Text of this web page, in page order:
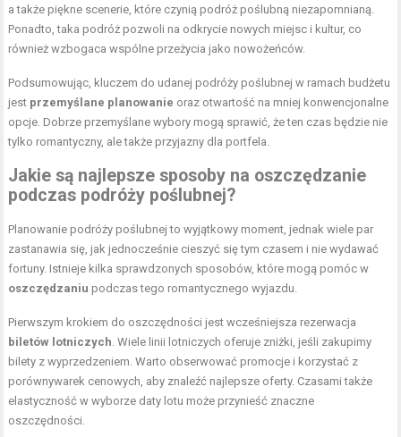
a także piękne scenerie, które czynią podróż poślubną niezapomnianą.
Ponadto, taka podróż pozwoli na odkrycie nowych miejsc i kultur, co
również wzbogaca wspólne przeżycia jako nowożeńców.
Podsumowując, kluczem do udanej podróży poślubnej w ramach budżetu
jest przemyślane planowanie oraz otwartość na mniej konwencjonalne
opcje. Dobrze przemyślane wybory mogą sprawić, że ten czas będzie nie
tylko romantyczny, ale także przyjazny dla portfela.
Jakie są najlepsze sposoby na oszczędzanie
podczas podróży poślubnej?
Planowanie podróży poślubnej to wyjątkowy moment, jednak wiele par
zastanawia się, jak jednocześnie cieszyć się tym czasem i nie wydawać
fortuny. Istnieje kilka sprawdzonych sposobów, które mogą pomóc w
oszczędzaniu podczas tego romantycznego wyjazdu.
Pierwszym krokiem do oszczędności jest wcześniejsza rezerwacja
biletów lotniczych . Wiele linii lotniczych oferuje zniżki, jeśli zakupimy
bilety z wyprzedzeniem. Warto obserwować promocje i korzystać z
porównywarek cenowych, aby znaleźć najlepsze oferty. Czasami także
elastyczność w wyborze daty lotu może przynieść znaczne
oszczędności.